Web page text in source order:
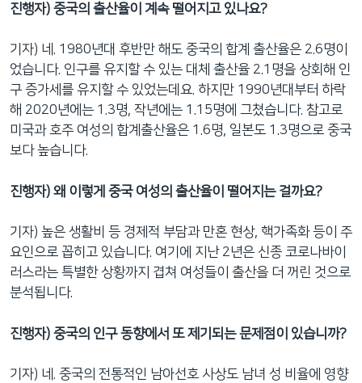
진행자) 중국의 출산율이 계속 떨어지고 있나요?
기자) 네. 1980년대 후반만 해도 중국의 합계 출산율은 2.6명이
었습니다. 인구를 유지할 수 있는 대체 출산율 2.1명을 상회해 인
구 증가세를 유지할 수 있었는데요. 하지만 1990년대부터 하락
해 2020년에는 1.3명, 작년에는 1.15명에 그쳤습니다. 참고로
미국과 호주 여성의 합계출산율은 1.6명, 일본도 1.3명으로 중국
보다 높습니다.
진행자) 왜 이렇게 중국 여성의 출산율이 떨어지는 걸까요?
기자) 높은 생활비 등 경제적 부담과 만혼 현상, 핵가족화 등이 주
요인으로 꼽히고 있습니다. 여기에 지난 2년은 신종 코로나바이
러스라는 특별한 상황까지 겹쳐 여성들이 출산을 더 꺼린 것으로
분석됩니다.
진행자) 중국의 인구 동향에서 또 제기되는 문제점이 있습니까?
기자) 네. 중국의 전통적인 남아선호 사상도 남녀 성 비율에 영향